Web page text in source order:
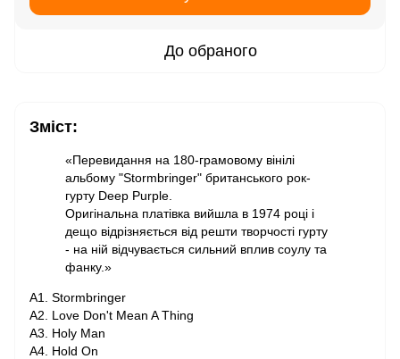
До обраного
Зміст:
«Перевидання на 180-грамовому вінілі
альбому "Stormbringer" британського рок-
гурту Deep Purple.
Оригінальна платівка вийшла в 1974 році і
дещо відрізняється від решти творчості гурту
- на ній відчувається сильний вплив соулу та
фанку.»
A1. Stormbringer
A2. Love Don't Mean A Thing
A3. Holy Man
A4. Hold On